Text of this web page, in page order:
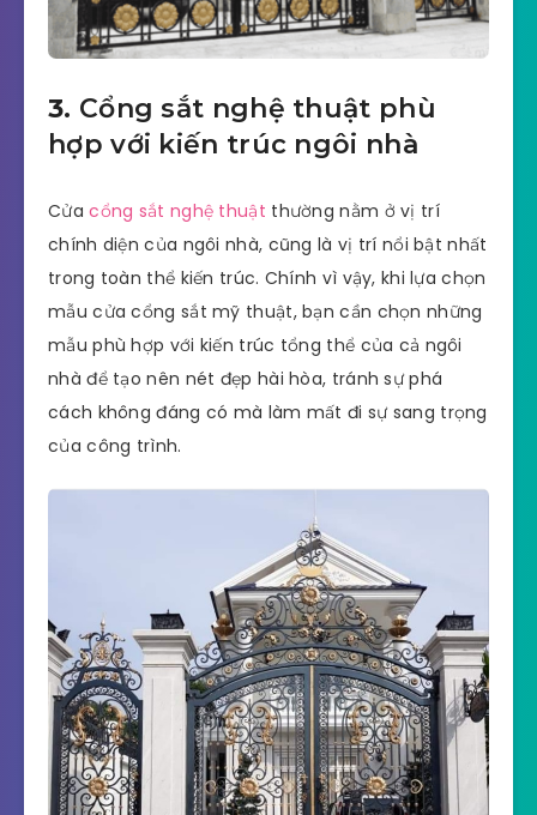
3. Cổng sắt nghệ thuật phù
hợp với kiến trúc ngôi nhà
Cửacổng sắt nghệ thuật thường nằm ở vị trí
chính diện của ngôi nhà, cũng là vị trí nổi bật nhất
trong toàn thể kiến trúc. Chính vì vậy, khi lựa chọn
mẫu cửa cổng sắt mỹ thuật, bạn cần chọn những
mẫu phù hợp với kiến trúc tổng thể của cả ngôi
nhà để tạo nên nét đẹp hài hòa, tránh sự phá
cách không đáng có mà làm mất đi sự sang trọng
của công trình.